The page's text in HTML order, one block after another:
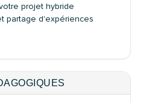
projet hybride
partage d'expériences